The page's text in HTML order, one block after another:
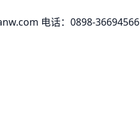
电话：0898-36694566